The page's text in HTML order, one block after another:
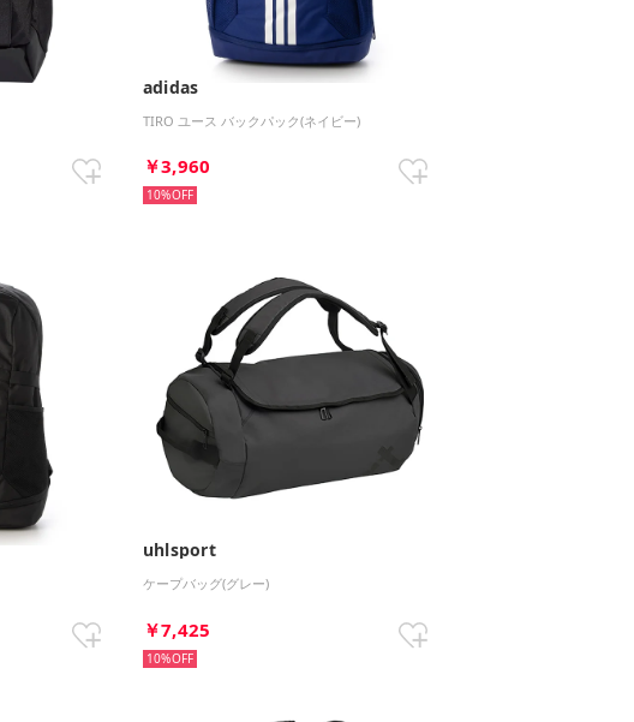
adidas
TIRO ユース バックパック(ネイビー)
￥3,960
10%
uhlsport
ケープバッグ(グレー)
￥7,425
10%